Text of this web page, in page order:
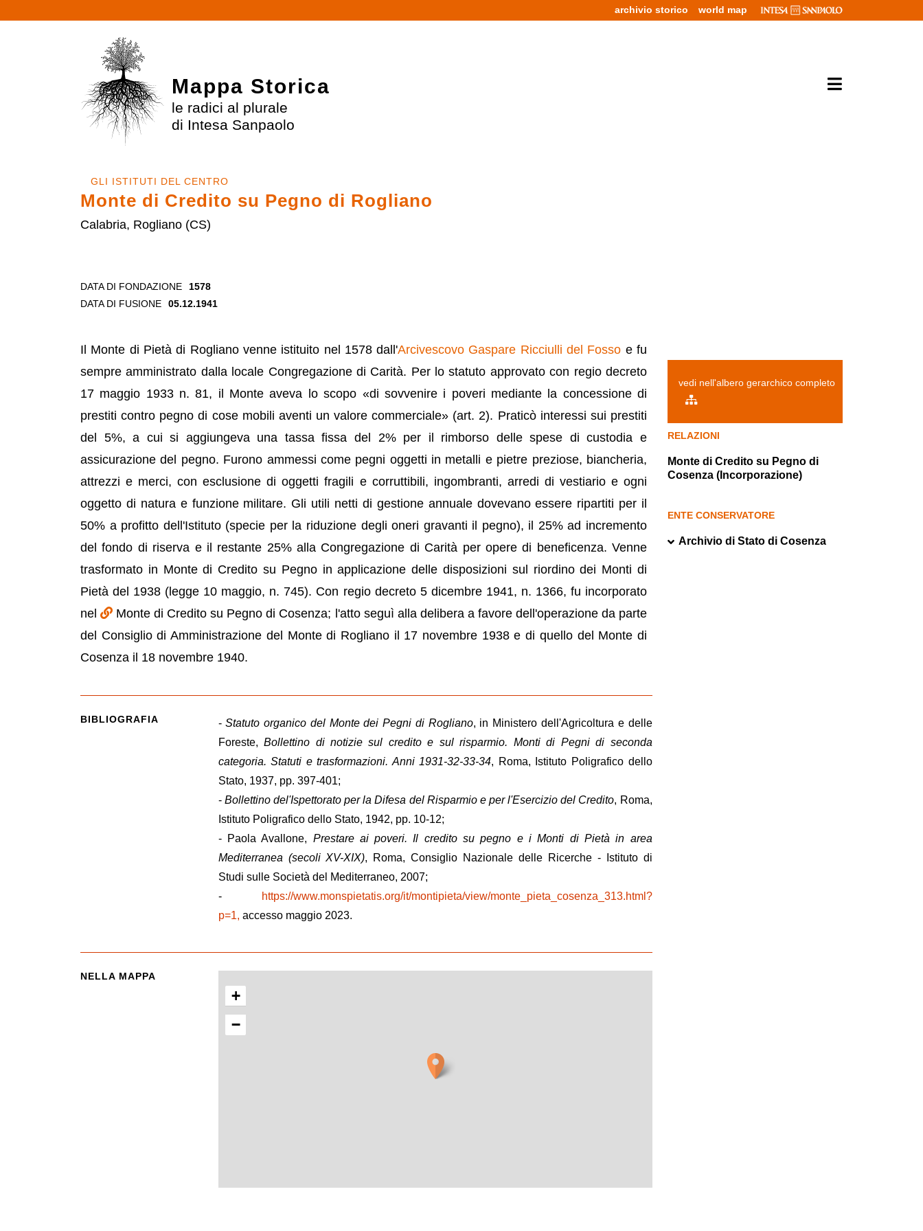
archivio storico world map
Mappa Storica
le radici al plurale
di Intesa Sanpaolo
GLI ISTITUTI DEL CENTRO
Monte di Credito su Pegno di Rogliano
Calabria, Rogliano (CS)
DATA DI FONDAZIONE
1578
DATA DI FUSIONE
05.12.1941
Il Monte di Pietà di Rogliano venne istituito nel 1578 dall'Arcivescovo Gaspare Ricciulli del Fosso e fu
sempre amministrato dalla locale Congregazione di Carità. Per lo statuto approvato con regio decreto
17 maggio 1933 n. 81, il Monte aveva lo scopo «di sovvenire i poveri mediante la concessione di
prestiti contro pegno di cose mobili aventi un valore commerciale» (art. 2). Praticò interessi sui prestiti
del 5%, a cui si aggiungeva una tassa fissa del 2% per il rimborso delle spese di custodia e
assicurazione del pegno. Furono ammessi come pegni oggetti in metalli e pietre preziose, biancheria,
attrezzi e merci, con esclusione di oggetti fragili e corruttibili, ingombranti, arredi di vestiario e ogni
oggetto di natura e funzione militare. Gli utili netti di gestione annuale dovevano essere ripartiti per il
50% a profitto dell'Istituto (specie per la riduzione degli oneri gravanti il pegno), il 25% ad incremento
del fondo di riserva e il restante 25% alla Congregazione di Carità per opere di beneficenza. Venne
trasformato in Monte di Credito su Pegno in applicazione delle disposizioni sul riordino dei Monti di
Pietà del 1938 (legge 10 maggio, n. 745). Con regio decreto 5 dicembre 1941, n. 1366, fu incorporato
nel
Monte di Credito su Pegno di Cosenza; l'atto seguì alla delibera a favore dell'operazione da parte
del Consiglio di Amministrazione del Monte di Rogliano il 17 novembre 1938 e di quello del Monte di
Cosenza il 18 novembre 1940.
vedi nell'albero gerarchico completo
RELAZIONI
Monte di Credito su Pegno di
Cosenza (Incorporazione)
ENTE CONSERVATORE
Archivio di Stato di Cosenza
BIBLIOGRAFIA -Statuto organico del Monte dei Pegni di Rogliano, in Ministero dell'Agricoltura e delle
Foreste,Bollettino di notizie sul credito e sul risparmio. Monti di Pegni di seconda
categoria. Statuti e trasformazioni. Anni 1931-32-33-34, Roma, Istituto Poligrafico dello
Stato, 1937, pp. 397-401;
- Bollettino del'Ispettorato per la Difesa del Risparmio e per l'Esercizio del Credito, Roma,
Istituto Poligrafico dello Stato, 1942, pp. 10-12;
- Paola Avallone, Prestare ai poveri. Il credito su pegno e i Monti di Pietà in area
Mediterranea (secoli XV-XIX), Roma, Consiglio Nazionale delle Ricerche - Istituto di
Studi sulle Società del Mediterraneo, 2007;
-
https://www.monspietatis.org/it/montipieta/view/monte_pieta_cosenza_313.html?
p=1, accesso maggio 2023.
NELLA MAPPA
+
−